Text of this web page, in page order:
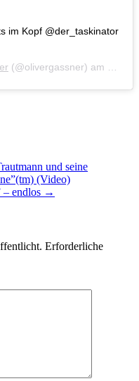
im Kopf @der_taskinator
(@olivergassner) am
und seine
(Video)
endlos →
Erforderliche